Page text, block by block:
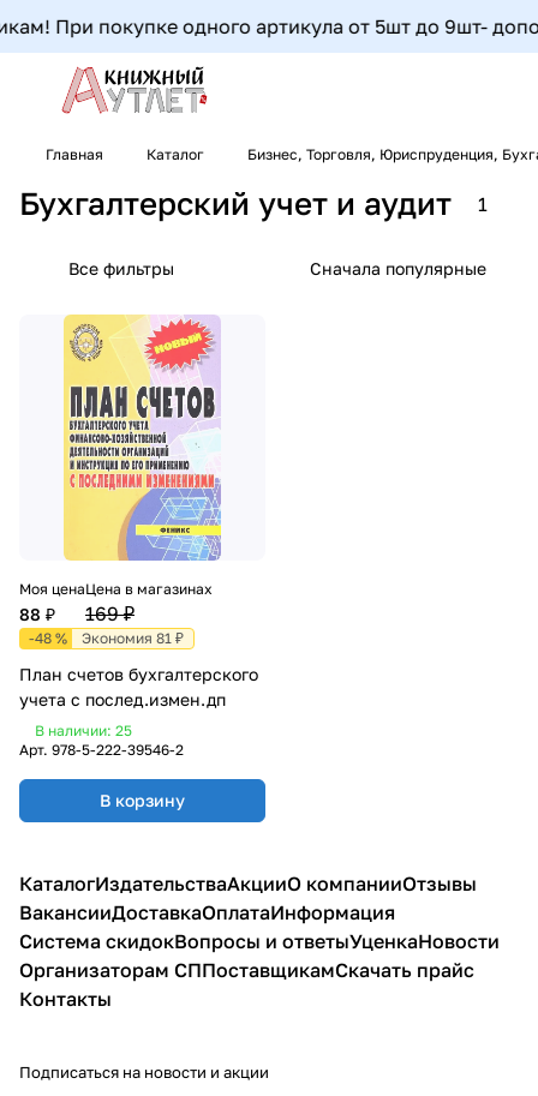
При покупке одного артикула от 5шт до 9шт-
Главная Каталог Бизнес, Торговля, Юриспруденция,
Бухгалтерский учет и аудит 1
Все фильтры Сначала популярные
Моя цена
88 ₽
Цена в магазинах
169 ₽
-48 % Экономия 81 ₽
План счетов бухгалтерского
учета с послед.измен.дп
В наличии: 25
Арт. 978-5-222-39546-2
В корзину
КаталогИздательстваАкцииО компанииОтзывы
ВакансииДоставкаОплатаИнформация
Система скидокВопросы и ответыУценкаНовости
Организаторам СППоставщикамСкачать прайс
Контакты
Подписаться на новости и акции